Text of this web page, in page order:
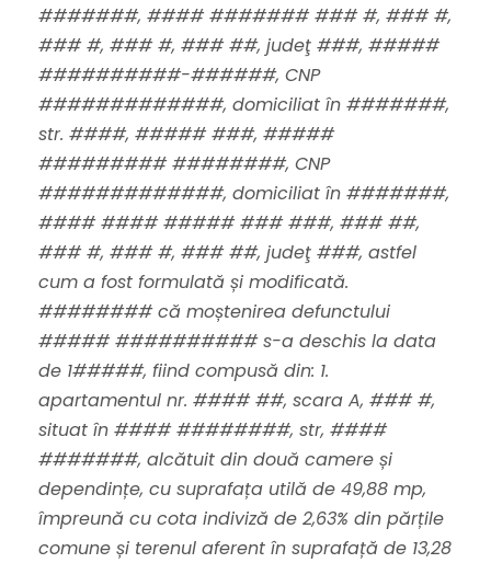
#######, #### ####### ### #, ### #,
### #, ### #, ### ##, judeţ ###, #####
##########-######, CNP
#############, domiciliat în #######,
str. ####, ##### ###, #####
######### ########, CNP
#############, domiciliat în #######,
#### #### ##### ### ###, ### ##,
### #, ### #, ### ##, judeţ ###, astfel
cum a fost formulată și modificată.
######## că moștenirea defunctului
##### ########## s-a deschis la data
de 1#####, fiind compusă din: 1.
apartamentul nr. #### ##, scara A, ### #,
situat în #### ########, str, ####
#######, alcătuit din două camere și
dependințe, cu suprafața utilă de 49,88 mp,
împreună cu cota indiviză de 2,63% din părțile
comune și terenul aferent în suprafață de 13,28